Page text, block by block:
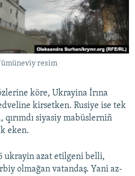
resim
köre, Ukrayina İrına
kirsetken. Rusiye ise tek
siyasiy mabüslerniñ
eken.
ukrayin azat etilgeni belli,
olmağan vatandaş. Yani az-